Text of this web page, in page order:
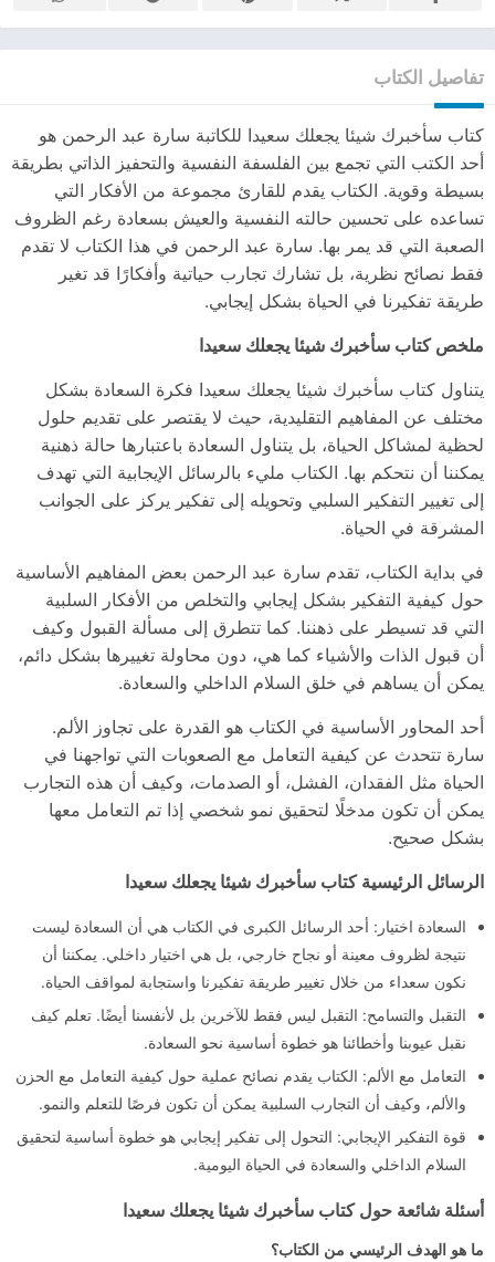
تفاصيل الكتاب
كتاب سأخبرك شيئا يجعلك سعيدا للكاتبة سارة عبد الرحمن هو
أحد الكتب التي تجمع بين الفلسفة النفسية والتحفيز الذاتي بطريقة
بسيطة وقوية. الكتاب يقدم للقارئ مجموعة من الأفكار التي
تساعده على تحسين حالته النفسية والعيش بسعادة رغم الظروف
الصعبة التي قد يمر بها. سارة عبد الرحمن في هذا الكتاب لا تقدم
فقط نصائح نظرية، بل تشارك تجارب حياتية وأفكارًا قد تغير
طريقة تفكيرنا في الحياة بشكل إيجابي.
ملخص كتاب سأخبرك شيئا يجعلك سعيدا
يتناول كتاب سأخبرك شيئا يجعلك سعيدا فكرة السعادة بشكل
مختلف عن المفاهيم التقليدية، حيث لا يقتصر على تقديم حلول
لحظية لمشاكل الحياة، بل يتناول السعادة باعتبارها حالة ذهنية
يمكننا أن نتحكم بها. الكتاب مليء بالرسائل الإيجابية التي تهدف
إلى تغيير التفكير السلبي وتحويله إلى تفكير يركز على الجوانب
المشرقة في الحياة.
في بداية الكتاب، تقدم سارة عبد الرحمن بعض المفاهيم الأساسية
حول كيفية التفكير بشكل إيجابي والتخلص من الأفكار السلبية
التي قد تسيطر على ذهننا. كما تتطرق إلى مسألة القبول وكيف
أن قبول الذات والأشياء كما هي، دون محاولة تغييرها بشكل دائم،
يمكن أن يساهم في خلق السلام الداخلي والسعادة.
أحد المحاور الأساسية في الكتاب هو القدرة على تجاوز الألم.
سارة تتحدث عن كيفية التعامل مع الصعوبات التي تواجهنا في
الحياة مثل الفقدان، الفشل، أو الصدمات، وكيف أن هذه التجارب
يمكن أن تكون مدخلًا لتحقيق نمو شخصي إذا تم التعامل معها
بشكل صحيح.
الرسائل الرئيسية كتاب سأخبرك شيئا يجعلك سعيدا
السعادة اختيار: أحد الرسائل الكبرى في الكتاب هي أن السعادة ليست
نتيجة لظروف معينة أو نجاح خارجي، بل هي اختيار داخلي. يمكننا أن
نكون سعداء من خلال تغيير طريقة تفكيرنا واستجابة لمواقف الحياة.
التقبل والتسامح: التقبل ليس فقط للآخرين بل لأنفسنا أيضًا. تعلم كيف
نقبل عيوبنا وأخطائنا هو خطوة أساسية نحو السعادة.
التعامل مع الألم: الكتاب يقدم نصائح عملية حول كيفية التعامل مع الحزن
والألم، وكيف أن التجارب السلبية يمكن أن تكون فرصًا للتعلم والنمو.
قوة التفكير الإيجابي: التحول إلى تفكير إيجابي هو خطوة أساسية لتحقيق
السلام الداخلي والسعادة في الحياة اليومية.
أسئلة شائعة حول كتاب سأخبرك شيئا يجعلك سعيدا
ما هو الهدف الرئيسي من الكتاب؟